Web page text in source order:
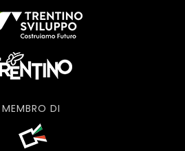
MEMBRO DI